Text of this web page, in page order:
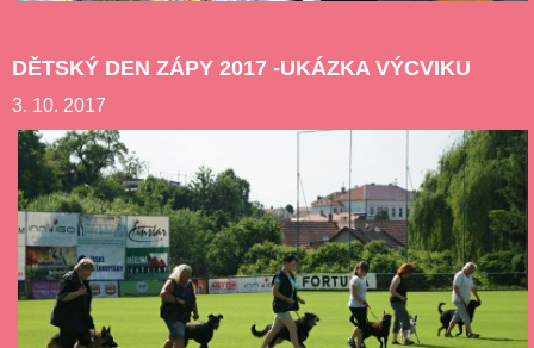
DĚTSKÝ DEN ZÁPY 2017 -UKÁZKA VÝCVIKU
3. 10. 2017